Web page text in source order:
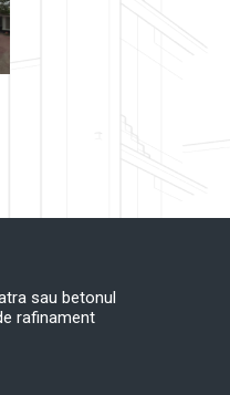
sau betonul
rafinament